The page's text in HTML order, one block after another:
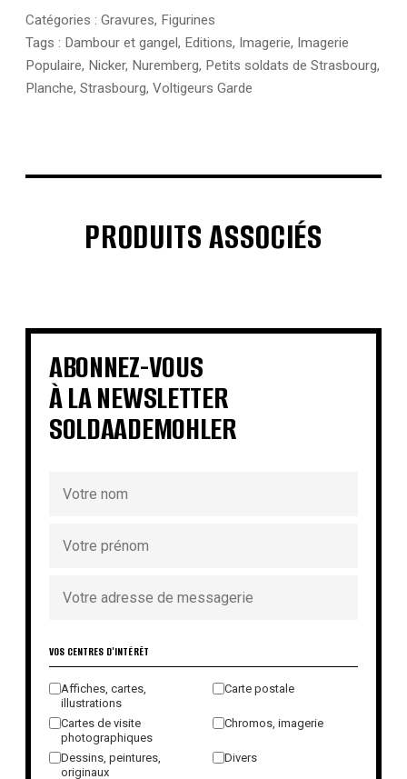
Catégories : Gravures, Figurines
Tags : Dambour et gangel, Editions, Imagerie, Imagerie
Populaire, Nicker, Nuremberg, Petits soldats de Strasbourg,
Planche, Strasbourg, Voltigeurs Garde
PRODUITS ASSOCIÉS
€ €
€ €
€ €
ABONNEZ-VOUS
À LA NEWSLETTER
SOLDAADEMOHLER
VOS CENTRES D'INTÉRÊT
Affiches, cartes,
illustrations
Carte postale
Cartes de visite
photographiques
Chromos, imagerie
Dessins, peintures,
originaux
Divers